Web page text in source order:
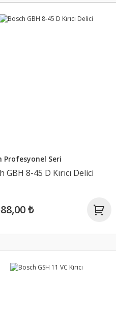
Profesyonel Seri
GBH 8-45 D Kırıcı Delici
₺